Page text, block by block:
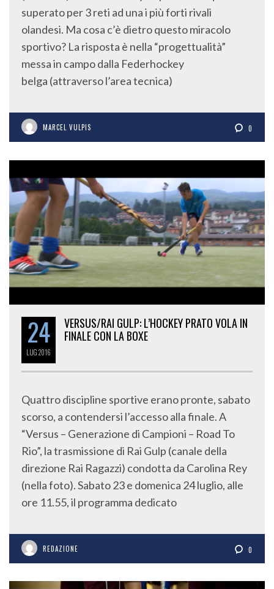
superato per 3 reti ad una i più forti rivali
olandesi. Ma cosa c’è dietro questo miracolo
sportivo? La risposta è nella “progettualità”
messa in campo dalla Federhockey
belga (attraverso l’area tecnica)
MARCEL VULPIS 0
24
LUG2016
VERSUS/RAI GULP: L’HOCKEY PRATO VOLA IN
FINALE CON LA BOXE
Quattro discipline sportive erano pronte, sabato
scorso, a contendersi l’accesso alla finale. A
“Versus – Generazione di Campioni – Road To
Rio”, la trasmissione di Rai Gulp (canale della
direzione Rai Ragazzi) condotta da Carolina Rey
(nella foto). Sabato 23 e domenica 24 luglio, alle
ore 11.55, il programma dedicato
REDAZIONE 0